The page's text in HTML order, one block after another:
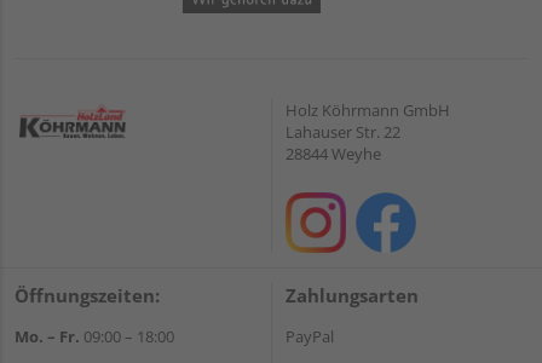
Holz Köhrmann GmbH
Lahauser Str. 22
28844 Weyhe
Öffnungszeiten:
Mo. – Fr. 09:00 – 18:00
Zahlungsarten
PayPal